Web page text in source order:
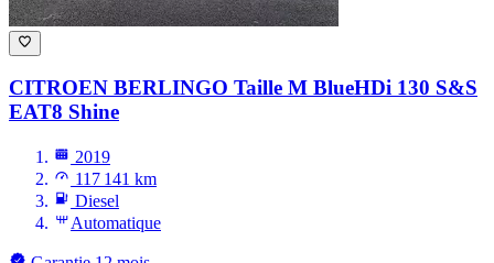
CITROEN BERLINGO Taille M BlueHDi 130 S&S
EAT8 Shine
2019
117 141 km
Diesel
Automatique